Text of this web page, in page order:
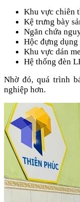
Khu vực chiên
Kệ trưng bày
Ngăn chứa
Hộc đựng dụng
Khu vực dán
Hệ thống đèn
Nhờ đó, quá trình
nghiệp hơn.